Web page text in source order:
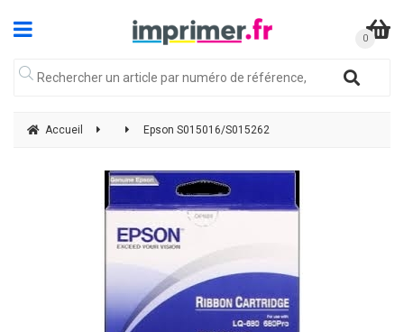
Accueil Epson S015016/S015262